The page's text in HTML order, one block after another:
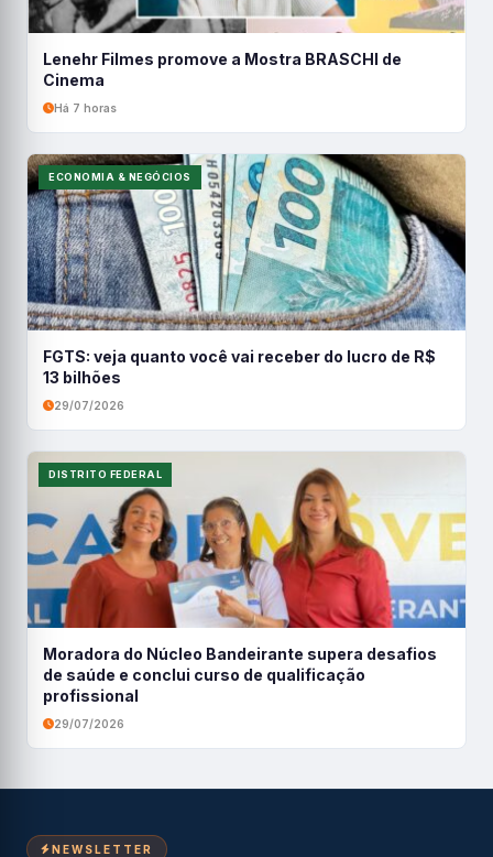
Lenehr Filmes promove a Mostra BRASCHI de
Cinema
Há 7 horas
ECONOMIA & NEGÓCIOS
FGTS: veja quanto você vai receber do lucro de R$
13 bilhões
29/07/2026
DISTRITO FEDERAL
Moradora do Núcleo Bandeirante supera desafios
de saúde e conclui curso de qualificação
profissional
29/07/2026
NEWSLETTER